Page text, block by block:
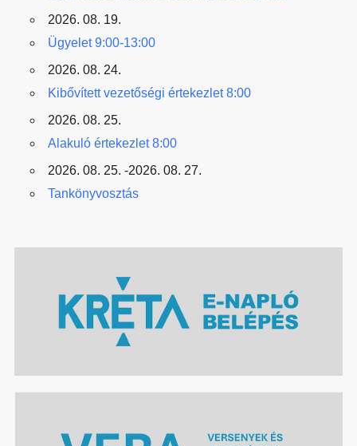
2026. 08. 19.
Ügyelet 9:00-13:00
2026. 08. 24.
Kibővített vezetőségi értekezlet 8:00
2026. 08. 25.
Alakuló értekezlet 8:00
2026. 08. 25. -2026. 08. 27.
Tankönyvosztás